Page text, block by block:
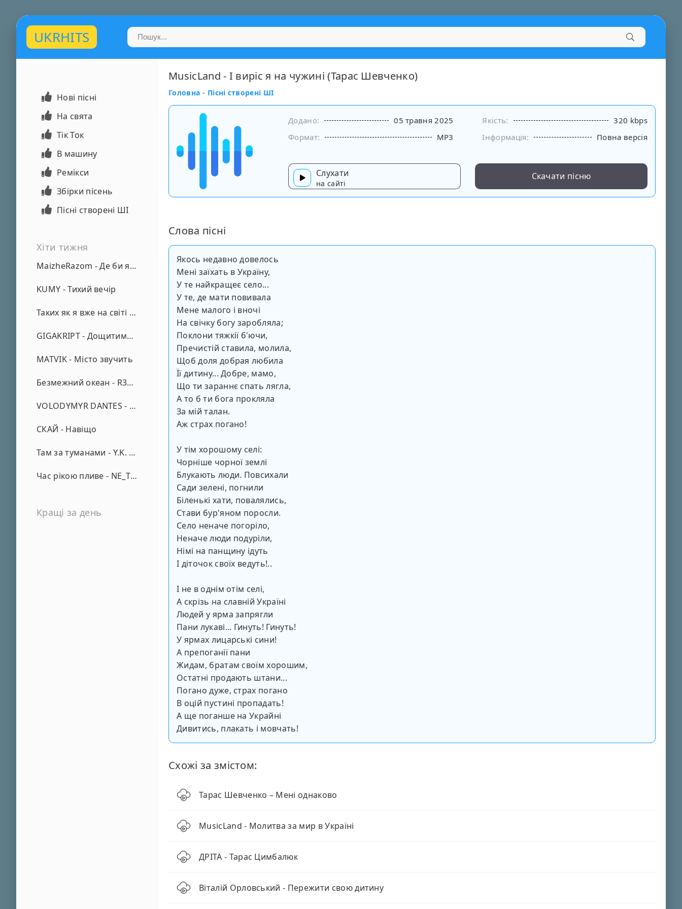
UKRHITS
Нові пісні
На свята
Тік Ток
В машину
Ремікси
Збірки пісень
Пісні створені ШІ
Хіти тижня
MaizheRazom - Де би я не був
KUMY - Тихий вечір
Таких як я вже на світі нема - А. Малярник
GIGAKRIPT - Дощитиме зима
MATVIK - Місто звучить
Безмежний океан - R3phase
VOLODYMYR DANTES - Просто кохаю (REMIX)
СКАЙ - Навіщо
Там за туманами - Y.K. Music
Час рікою пливе - NE_TVOYA_MRIYA
Кращі за день
MusicLand - І виріс я на чужині (Тарас Шевченко)
Головна - Пісні створені ШІ
Додано: 05 травня 2025 Якість:
320 kbps
Формат:
MP3 Інформація: Повна версія
Слухати
на сайті
Скачати пісню
Слова пісні
Якось недавно довелось
Мені заїхать в Україну,
У те найкращеє село...
У те, де мати повивала
Мене малого і вночі
На свічку богу заробляла;
Поклони тяжкії б'ючи,
Пречистій ставила, молила,
Щоб доля добрая любила
Її дитину... Добре, мамо,
Що ти зараннє спать лягла,
А то б ти бога прокляла
За мій талан.
Аж страх погано!
У тім хорошому селі:
Чорніше чорної землі
Блукають люди. Повсихали
Сади зелені, погнили
Біленькі хати, повалялись,
Стави бур'яном поросли.
Село неначе погоріло,
Неначе люди подуріли,
Німі на панщину ідуть
І діточок своїх ведуть!..
І не в однім отім селі,
А скрізь на славній Україні
Людей у ярма запрягли
Пани лукаві... Гинуть! Гинуть!
У ярмах лицарські сини!
А препоганії пани
Жидам, братам своїм хорошим,
Остатні продають штани...
Погано дуже, страх погано
В оцій пустині пропадать!
А ще поганше на Украйні
Дивитись, плакать і мовчать!
Схожі за змістом:
Тарас Шевченко – Мені однаково
MusicLand - Молитва за мир в Україні
ДРІТА - Тарас Цимбалюк
Віталій Орловський - Пережити свою дитину